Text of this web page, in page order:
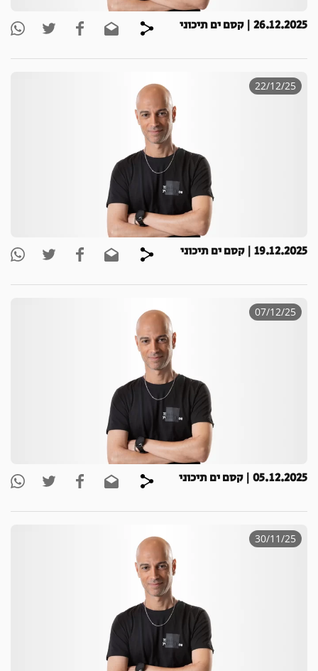
26.12.2025 | קסם ים תיכוני
22/12/25
19.12.2025 | קסם ים תיכוני
07/12/25
05.12.2025 | קסם ים תיכוני
30/11/25